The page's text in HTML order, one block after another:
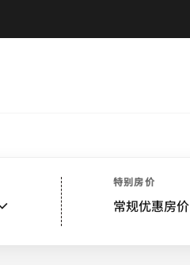
特别房价
常规优惠房价
附近景点 活动和会议